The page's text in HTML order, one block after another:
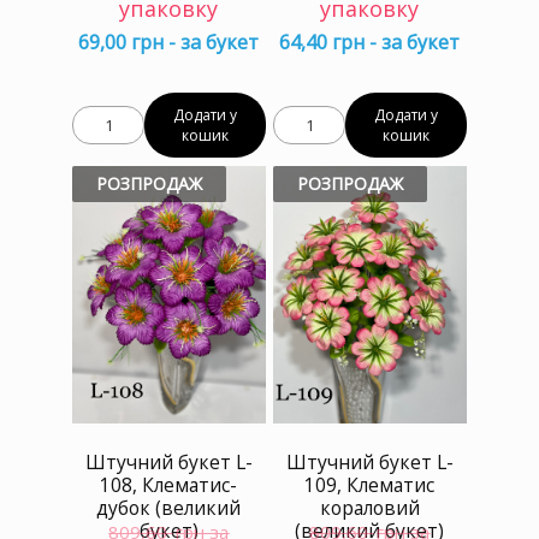
упаковку
69,00 грн - за букет
Додати у
кошик
упаковку
64,40 грн - за букет
Додати у
кошик
РОЗПРОДАЖ
Штучний букет L-
108, Клематис-
дубок (великий
букет)
809,60грн за
РОЗПРОДАЖ
Штучний букет L-
109, Клематис
кораловий
(великий букет)
809,60грн за